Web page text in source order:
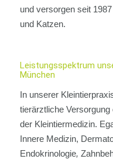
und versorgen seit
und Katzen.
Leistungsspektrum
München
In unserer
tierärztliche
der Kleintiermedizin.
Innere Medizin,
Endokrinologie,